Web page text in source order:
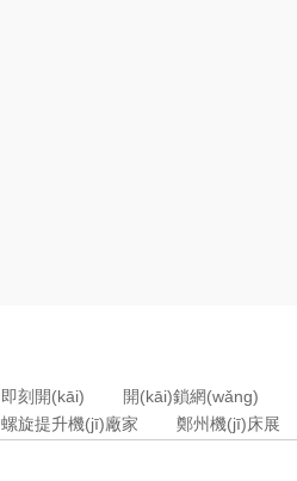
即刻開(kāi) 開(kāi)鎖網(wǎng)
螺旋提升機(jī)廠家
鄭州機(jī)床展